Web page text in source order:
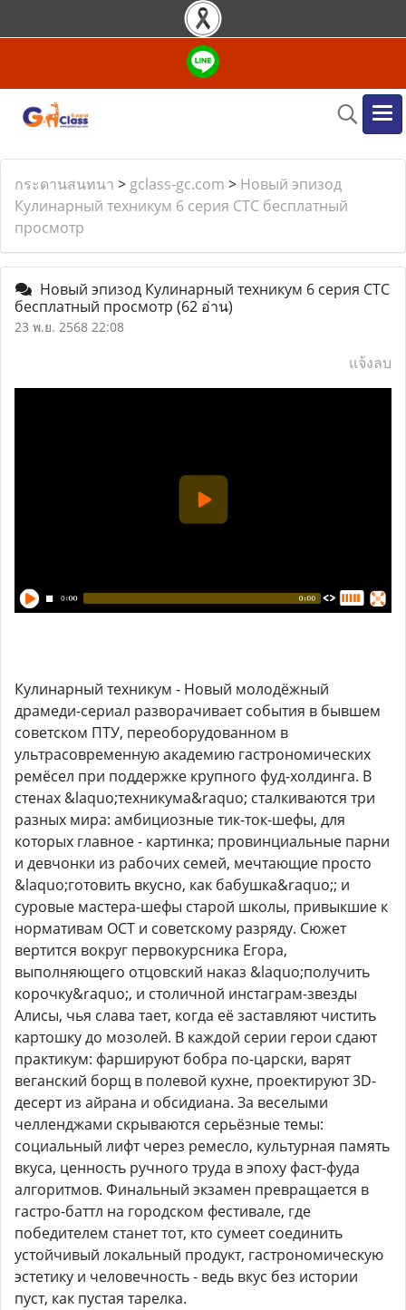
กระดานสนทนา > gclass-gc.com > Новый эпизод
Кулинарный техникум 6 серия СТС бесплатный
просмотр
Новый эпизод Кулинарный техникум 6 серия СТС
бесплатный просмотр (62 อ่าน)
23 พ.ย. 2568 22:08
แจ้งลบ
Кулинарный техникум - Новый молодёжный
драмеди-сериал разворачивает события в бывшем
советском ПТУ, переоборудованном в
ультрасовременную академию гастрономических
ремёсел при поддержке крупного фуд-холдинга. В
стенах &laquo;техникума&raquo; сталкиваются три
разных мира: амбициозные тик-ток-шефы, для
которых главное - картинка; провинциальные парни
и девчонки из рабочих семей, мечтающие просто
&laquo;готовить вкусно, как бабушка&raquo;; и
суровые мастера-шефы старой школы, привыкшие к
нормативам ОСТ и советскому разряду. Сюжет
вертится вокруг первокурсника Егора,
выполняющего отцовский наказ &laquo;получить
корочку&raquo;, и столичной инстаграм-звезды
Алисы, чья слава тает, когда её заставляют чистить
картошку до мозолей. В каждой серии герои сдают
практикум: фаршируют бобра по-царски, варят
веганский борщ в полевой кухне, проектируют 3D-
десерт из айрана и обсидиана. За веселыми
челленджами скрываются серьёзные темы:
социальный лифт через ремесло, культурная память
вкуса, ценность ручного труда в эпоху фаст-фуда
алгоритмов. Финальный экзамен превращается в
гастро-баттл на городском фестивале, где
победителем станет тот, кто сумеет соединить
устойчивый локальный продукт, гастрономическую
эстетику и человечность - ведь вкус без истории
пуст, как пустая тарелка.